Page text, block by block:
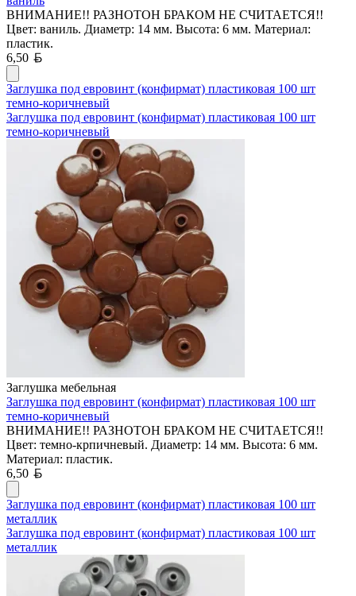
ВНИМАНИЕ!! РАЗНОТОН БРАКОМ НЕ СЧИТАЕТСЯ!!
Цвет: ваниль. Диаметр: 14 мм. Высота: 6 мм. Материал:
пластик.
6,50
Заглушка под евровинт (конфирмат) пластиковая 100 шт
темно-коричневый
Заглушка под евровинт (конфирмат) пластиковая 100 шт
темно-коричневый
Заглушка мебельная
Заглушка под евровинт (конфирмат) пластиковая 100 шт
темно-коричневый
ВНИМАНИЕ!! РАЗНОТОН БРАКОМ НЕ СЧИТАЕТСЯ!!
Цвет: темно-крпичневый. Диаметр: 14 мм. Высота: 6 мм.
Материал: пластик.
6,50
Заглушка под евровинт (конфирмат) пластиковая 100 шт
металлик
Заглушка под евровинт (конфирмат) пластиковая 100 шт
металлик